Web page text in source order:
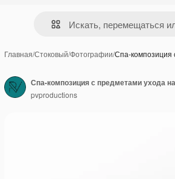
Главная/Стоковый/Фотографии/Спа-композиция
Спа-композиция с предметами ухода
pvproductions